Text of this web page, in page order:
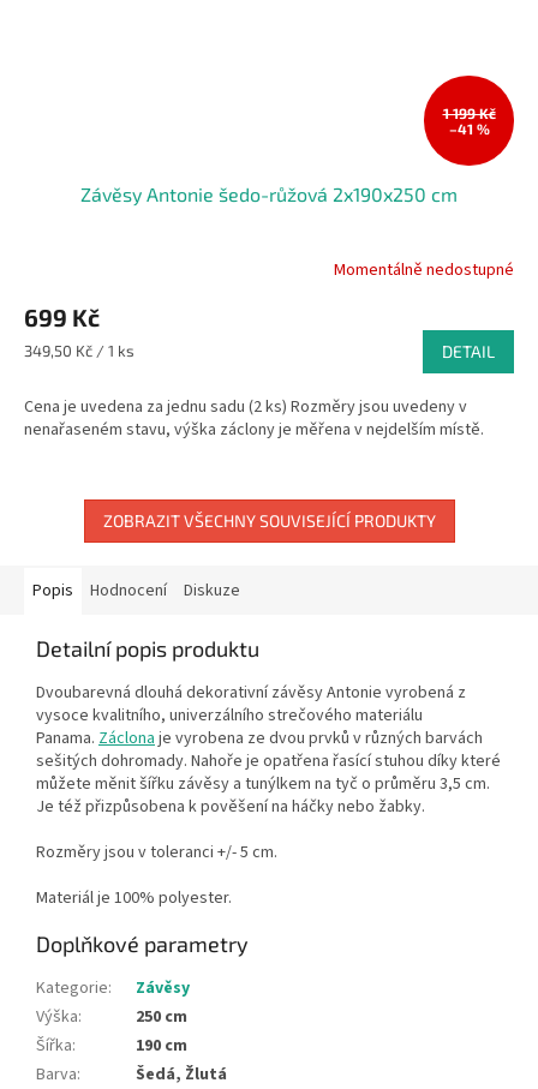
1 199 Kč
–41 %
Závěsy Antonie šedo-růžová 2x190x250 cm
Momentálně nedostupné
699 Kč
Měrná
349,50 Kč / 1 ks DETAIL
Cena je uvedena za jednu sadu (2 ks) Rozměry jsou uvedeny v
nenařaseném stavu, výška záclony je měřena v nejdelším místě.
ZOBRAZIT VŠECHNY SOUVISEJÍCÍ PRODUKTY
Popis Hodnocení Diskuze
Detailní popis produktu
Dvoubarevná dlouhá dekorativní závěsy Antonie vyrobená z
vysoce kvalitního, univerzálního strečového materiálu
Panama. Záclonaje vyrobena ze dvou prvků v různých barvách
sešitých dohromady. Nahoře je opatřena řasící stuhou díky které
můžete měnit šířku závěsy a tunýlkem na tyč o průměru 3,5 cm.
Je též přizpůsobena k pověšení na háčky nebo žabky.
Rozměry jsou v toleranci +/- 5 cm.
Materiál je 100% polyester.
Doplňkové parametry
Kategorie:
Závěsy
Výška:
250 cm
Šířka:
190 cm
Barva:
Šedá, Žlutá